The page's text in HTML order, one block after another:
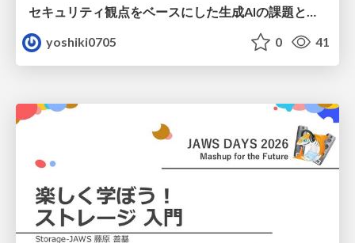
セキュリティ観点をベースにした生成AIの課題と取り組み
yoshiki0705
0 41